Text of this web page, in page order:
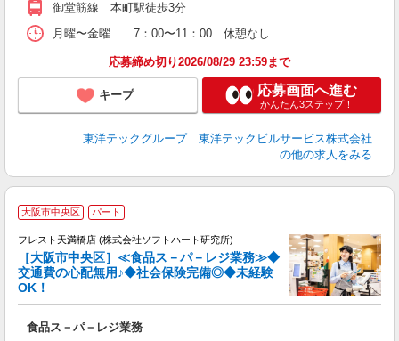
御堂筋線 本町駅徒歩3分
月曜〜金曜 7：00〜11：00 休憩なし
応募締め切り2026/08/29 23:59まで
キープ 応募画面へ進む
かんたん3ステップ！
東洋テックグループ 東洋テックビルサービス株式会社
の他の求人をみる
大阪市中央区 パート
フレスト天満橋店 (株式会社ソフトハート研究所)
［大阪市中央区］≪食品ス－パ－レジ業務≫◆
交通費の心配無用♪◆社会保険完備◎◆未経験
OK！
食品ス－パ－レジ業務